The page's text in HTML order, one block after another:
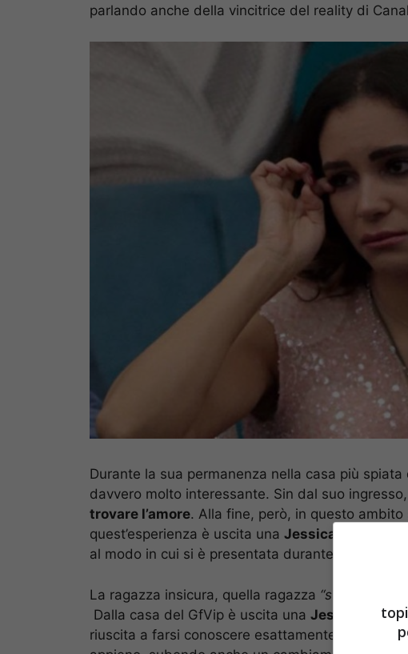
parlando anche della vincitrice del reality di
Durante la sua permanenza nella casa più
davvero molto interessante. Sin dal suo
trovare l’amore. Alla fine, però, in questo
quest’esperienza è uscita una Jessica nuova
al modo in cui si è presentata durante il suo
La ragazza insicura, quella ragazza “succube”
Dalla casa del GfVip è uscita una Jessica che
riuscita a farsi conoscere esattamente per ciò